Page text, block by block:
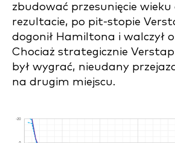
zbudować przesunięcie wieku
rezultacie, po pit-stopie
dogonił Hamiltona i walczył
Chociaż strategicznie
był wygrać, nieudany
na drugim miejscu.